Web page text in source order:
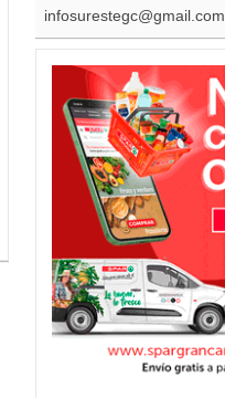
infosurestegc@gmail.com